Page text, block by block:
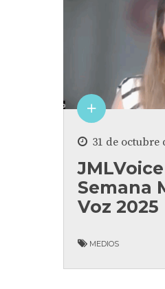
31 de octubre
Semana
Voz 2025
MEDIOS